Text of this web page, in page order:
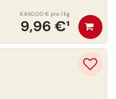
9,96 €¹
6.640,00 € pro 1 kg